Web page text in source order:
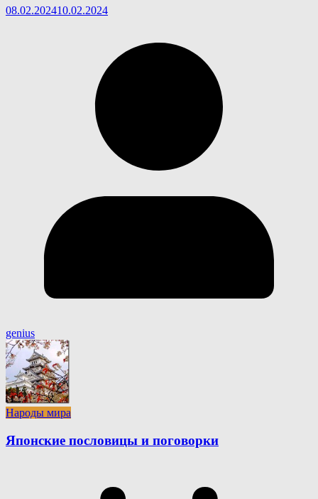
08.02.202410.02.2024
genius
Народы мира
Японские пословицы и поговорки